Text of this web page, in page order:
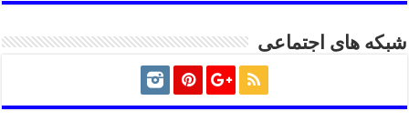
شبکه های اجتماعی